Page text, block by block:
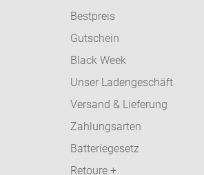
Bestpreis
Gutschein
Black Week
Unser Ladengeschäft
Versand & Lieferung
Zahlungsarten
Batteriegesetz
Retoure +